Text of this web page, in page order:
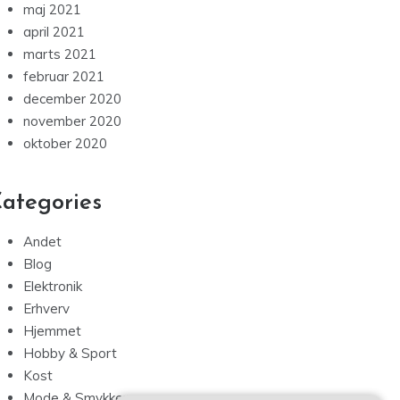
maj 2021
april 2021
marts 2021
februar 2021
december 2020
november 2020
oktober 2020
Andet
Blog
Elektronik
Erhverv
Hjemmet
Hobby & Sport
Kost